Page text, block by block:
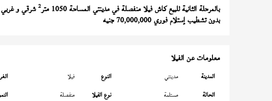
بالمرحلة الثانية للبيع كاش فيلا منفصلة في مدينتي المساحة 1050 متر 2شرقي و غربي تطل على
بدون تشطيب إستلام فوري 70,000,000 جنيه
معلومات عن الفيلا
المدينة مدينتي النوع فيلا
الحالة
مستلمة نوع الفيلا منفصلة